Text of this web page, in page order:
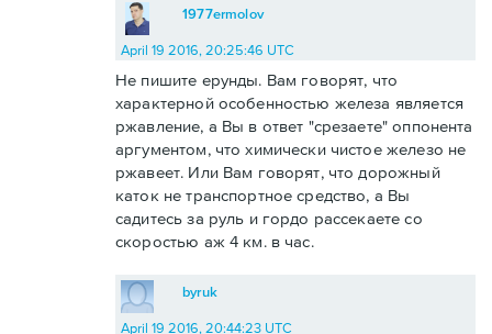
1977ermolov
April 19 2016, 20:25:46 UTC
Не пишите ерунды. Вам говорят, что
характерной особенностью железа является
ржавление, а Вы в ответ "срезаете" оппонента
аргументом, что химически чистое железо не
ржавеет. Или Вам говорят, что дорожный
каток не транспортное средство, а Вы
садитесь за руль и гордо рассекаете со
скоростью аж 4 км. в час.
byruk
April 19 2016, 20:44:23 UTC